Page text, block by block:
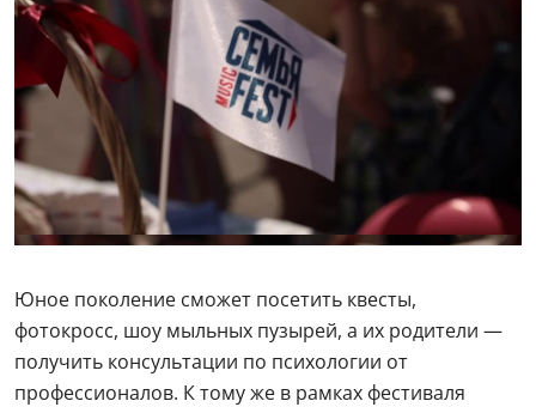
Юное поколение сможет посетить квесты,
фотокросс, шоу мыльных пузырей, а их родители —
получить консультации по психологии от
профессионалов. К тому же в рамках фестиваля